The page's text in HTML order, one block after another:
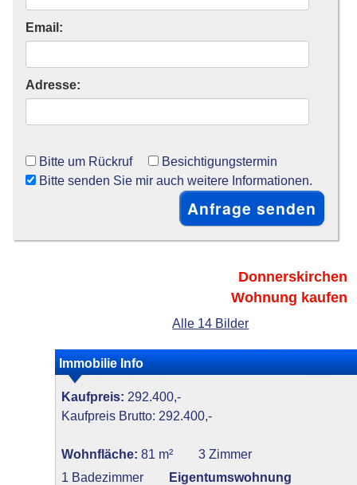
Email:
Adresse:
Bitte um Rückruf
Besichtigungstermin
Bitte senden Sie mir auch weitere Informationen.
Donnerskirchen
Wohnung kaufen
Alle 14 Bilder
Immobilie Info
Kaufpreis: 292.400,-
Kaufpreis Brutto: 292.400,-
Wohnfläche: 81 m²
3 Zimmer
1 Badezimmer
Eigentumswohnung